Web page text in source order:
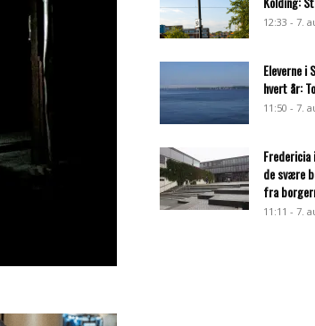
12:33 - 7.
Eleverne
hvert år:
11:50 - 7.
de svære
fra
11:11 - 7.